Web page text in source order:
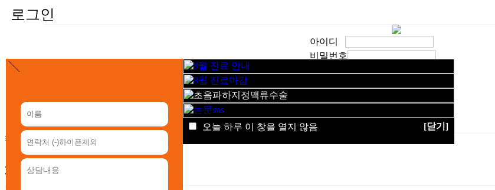
로그인
아이디
비밀번호
회원가입 오늘 하루 이 창을 열지 않음 [닫기]